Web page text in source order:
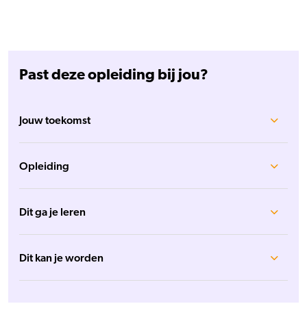
Past deze opleiding bij jou?
Jouw toekomst
Opleiding
Dit ga je leren
Dit kan je worden